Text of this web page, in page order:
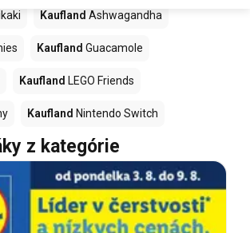
Kaufland Ashwagandha
Kaufland Guacamole
Kaufland LEGO Friends
Kaufland Nintendo Switch
z kategórie